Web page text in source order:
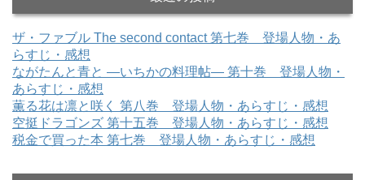
ザ・ファブル The second contact 第七巻 登場人物・あ
らすじ・感想
ながたんと青と ―いちかの料理帖― 第十巻 登場人物・
あらすじ・感想
薫る花は凛と咲く 第八巻 登場人物・あらすじ・感想
空挺ドラゴンズ 第十五巻 登場人物・あらすじ・感想
税金で買った本 第七巻 登場人物・あらすじ・感想